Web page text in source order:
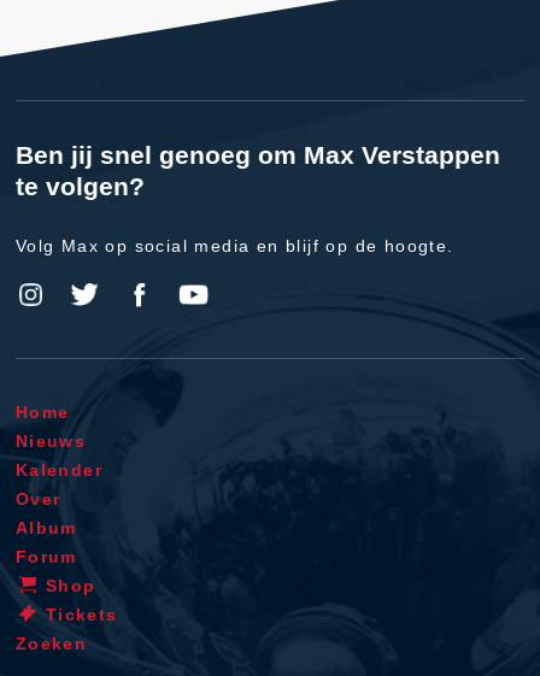
Ben jij snel genoeg om Max Verstappen
te volgen?
Volg Max op social media en blijf op de hoogte.
Home
Nieuws
Kalender
Over
Album
Forum
Shop
Tickets
Zoeken